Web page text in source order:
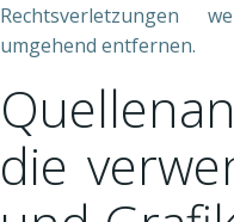
Rechtsverletzungen
umgehend entfernen.
die